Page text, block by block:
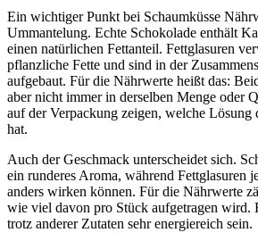
Ein wichtiger Punkt bei Schaumküsse
Ummantelung. Echte Schokolade enthält
einen natürlichen Fettanteil. Fettglasuren
pflanzliche Fette und sind in der
aufgebaut. Für die Nährwerte heißt das:
aber nicht immer in derselben Menge oder
auf der Verpackung zeigen, welche Lösung
hat.
Auch der Geschmack unterscheidet sich.
ein runderes Aroma, während Fettglasuren
anders wirken können. Für die Nährwerte
wie viel davon pro Stück aufgetragen wird.
trotz anderer Zutaten sehr energiereich sein.